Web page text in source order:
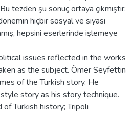
tezden şu sonuç ortaya çıkmıştır:
hiçbir sosyal ve siyasi
hepsini eserlerinde işlemeye
issues reflected in the works
as the subject. Ömer Seyfettin
of the Turkish story. He
story as his story technique.
Turkish history; Tripoli